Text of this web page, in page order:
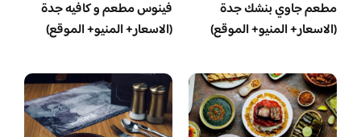
مطعم جاوي بنشك جدة
(الاسعار+ المنيو+ الموقع)
فينوس مطعم و كافيه جدة
(الاسعار+ المنيو+ الموقع)